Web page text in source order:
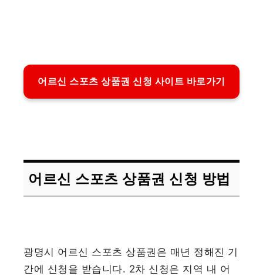
어르신 스포츠 상품권 신청 사이트 바로가기
어르신 스포츠 상품권 신청 방법
광명시 어르신 스포츠 상품권은 매년 정해진 기
간에 신청을 받습니다. 2차 신청은 지역 내 어